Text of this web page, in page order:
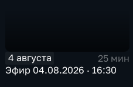
4 августа
25 мин
Эфир 04.08.2026 · 16:30